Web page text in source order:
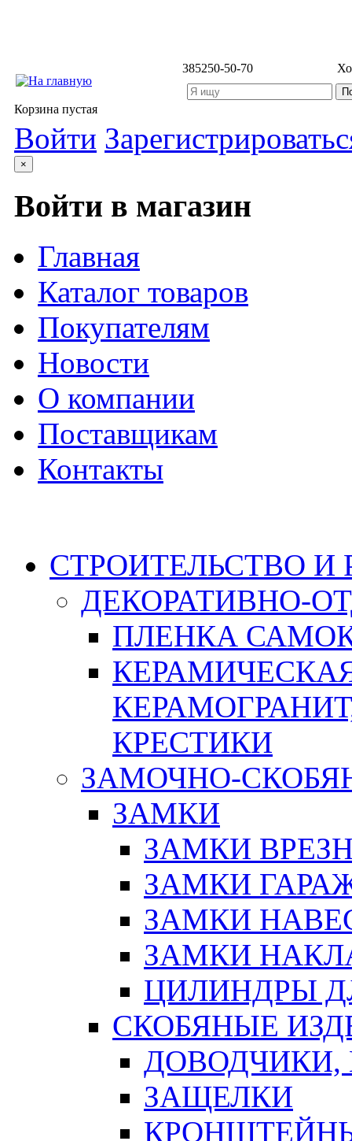
385250-50-70
Корзина пустая
Войти
×
Войти в магазин
Главная
Каталог товаров
Покупателям
Новости
О компании
Поставщикам
Контакты
СТРОИТЕЛЬСТВО И
ДЕКОРАТИВНО-
ПЛЕНКА
КРЕСТИКИ
ЗАМОЧНО-
ЗАМКИ
ЗАМКИ
ЗАМКИ
ЗАМКИ
ЗАМКИ
ЦИЛИНДРЫ
СКОБЯНЫЕ
ЗАЩЕЛКИ